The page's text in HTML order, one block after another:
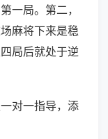
一局。第二，
麻将下来是稳
局后就处于逆
对一指导，添